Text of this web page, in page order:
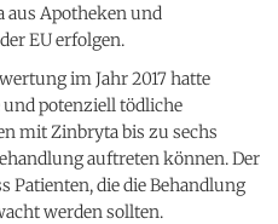
Apotheken und
EUerfolgen.
im Jahr 2017 hatte
und potenziell tödliche
mit Zinbryta bis zu sechs
auftreten können. Der
Patienten, die die Behandlung
werden sollten.